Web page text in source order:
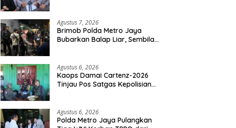
Agustus 7, 2026
Brimob Polda Metro Jaya
Bubarkan Balap Liar, Sembilan
Agustus 6, 2026
Kaops Damai Cartenz-2026
Tinjau Pos Satgas Kepolisian
Bersama Masyarakat
Agustus 6, 2026
Polda Metro Jaya Pulangkan